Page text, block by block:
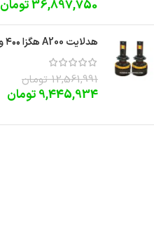
36,897,750تومان
هدلایت A200 هگزا ۴۰۰ وات زیمر
12,561,991 تومان
9,445,934تومان